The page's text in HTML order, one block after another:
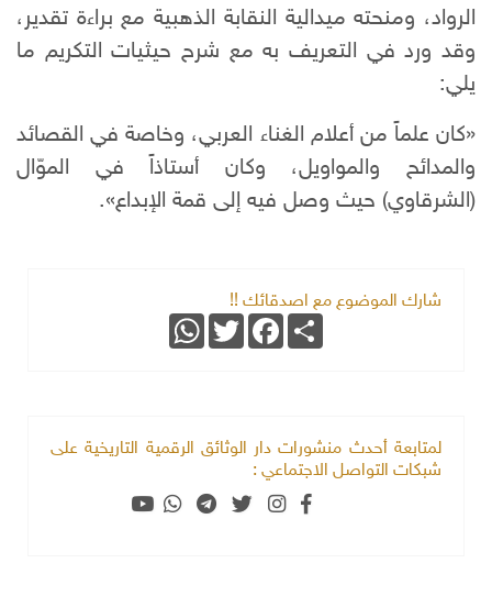
الرواد، ومنحته ميدالية النقابة الذهبية مع براءة تقدير،
وقد ورد في التعريف به مع شرح حيثيات التكريم ما
يلي:
«كان علماً من أعلام الغناء العربي، وخاصة في القصائد
والمدائح والمواويل، وكان أستاذاً في الموّال
(الشرقاوي) حيث وصل فيه إلى قمة الإبداع».
شارك الموضوع مع اصدقائك !!
Share
Facebook
Twitter
WhatsApp
لمتابعة أحدث منشورات دار الوثائق الرقمية التاريخية على
شبكات التواصل الاجتماعي :